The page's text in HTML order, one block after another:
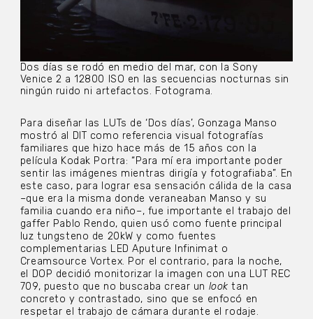
Dos días se rodó en medio del mar, con la Sony
Venice 2 a 12800 ISO en las secuencias nocturnas sin
ningún ruido ni artefactos. Fotograma.
Para diseñar las LUTs de ‘Dos días’, Gonzaga Manso
mostró al DIT como referencia visual fotografías
familiares que hizo hace más de 15 años con la
película Kodak Portra: “Para mí era importante poder
sentir las imágenes mientras dirigía y fotografiaba”. En
este caso, para lograr esa sensación cálida de la casa
–que era la misma donde veraneaban Manso y su
familia cuando era niño–, fue importante el trabajo del
gaffer Pablo Rendo, quien usó como fuente principal
luz tungsteno de 20kW y como fuentes
complementarias LED Aputure Infinimat o
Creamsource Vortex. Por el contrario, para la noche,
el DOP decidió monitorizar la imagen con una LUT REC
709, puesto que no buscaba crear un looktan
concreto y contrastado, sino que se enfocó en
respetar el trabajo de cámara durante el rodaje.